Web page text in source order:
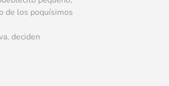
de los poquísimos
deciden